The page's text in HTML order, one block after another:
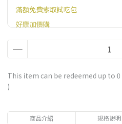
滿額免費索取試吃包
好康加價購
This item can be redeemed up to 0
)
商品介紹 規格說明